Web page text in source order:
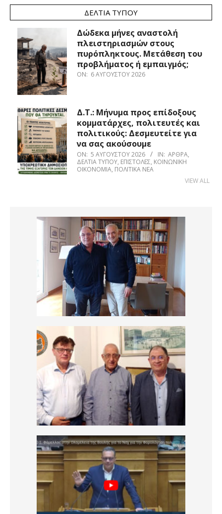
ΔΕΛΤΊΑ ΤΎΠΟΥ
Δώδεκα μήνες αναστολή
πλειστηριασμών στους
πυρόπληκτους. Μετάθεση του
προβλήματος ή εμπαιγμός;
ON: 6 ΑΥΓΟΎΣΤΟΥ 2026
Δ.Τ.: Μήνυμα προς επίδοξους
κομματάρχες, πολιτευτές και
πολιτικούς: Δεσμευτείτε για
να σας ακούσουμε
ON: 5 ΑΥΓΟΎΣΤΟΥ 2026 IN: ΆΡΘΡΑ,
ΔΕΛΤΊΑ ΤΎΠΟΥ, ΕΠΙΣΤΟΛΈΣ, ΚΟΙΝΩΝΙΚΉ
ΟΙΚΟΝΟΜΊΑ, ΠΟΛΙΤΙΚΆ ΝΈΑ
VIEW ALL